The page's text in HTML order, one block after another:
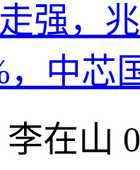
强，
，中芯
李在山